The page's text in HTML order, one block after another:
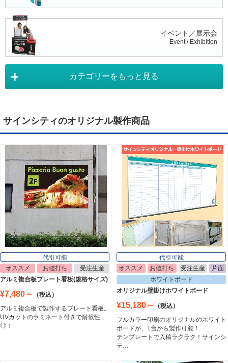
イベント／展示会
Event / Exhibition
Tapestry
ライトパネル
Light Panel
ポスターフレーム
Poster Frame
イーゼル
Easel
ホワイトボード
White Board
カテゴリーをもっと見る
サインシティのオリジナル製作商品
代引可能
オススメ
お値打ち
受注生産
アルミ複合板プレート看板(規格サイズ)
¥7,480～
（税込）
アルミ複合板で製作するプレート看板。
UVカットのラミネート付きで耐候性
◎！
代引可能
オススメ
お値打ち 受注生産
片面
ホワイトボード
オリジナル壁掛けホワイトボード
¥15,180～
（税込）
フルカラー印刷のオリジナルのホワイト
ボードが、1台から製作可能！
テンプレートで入稿ラクラク！サインシ
テ…